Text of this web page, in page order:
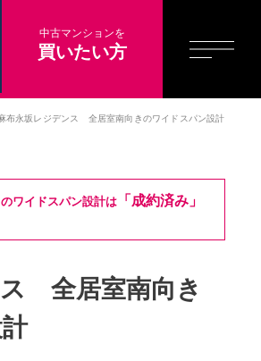
中古マンションを
買いたい方
布永坂レジデンス 全居室南向きのワイドスパン設計
ワイドスパン設計は「成約済み」
全居室南向き